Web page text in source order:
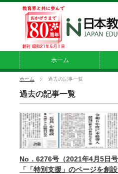
ホーム
ホーム 過去の記事一覧
過去の記事一覧
No．6276号（2021年4月5日
「「特別支援」のページを創